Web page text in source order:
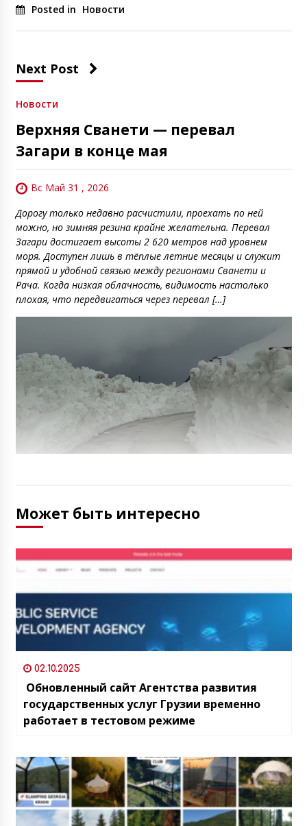
Posted in Новости
Next Post
Новости
Верхняя Сванети — перевал
Загари в конце мая
Вс Май 31 , 2026
Дорогу только недавно расчистили, проехать по ней
можно, но зимняя резина крайне желательна. Перевал
Загари достигает высоты 2 620 метров над уровнем
моря. Доступен лишь в тёплые летние месяцы и служит
прямой и удобной связью между регионами Сванети и
Рача. Когда низкая облачность, видимость настолько
плохая, что передвигаться через перевал […]
Может быть интересно
02.10.2025
Обновленный сайт Агентства развития
государственных услуг Грузии временно
работает в тестовом режиме